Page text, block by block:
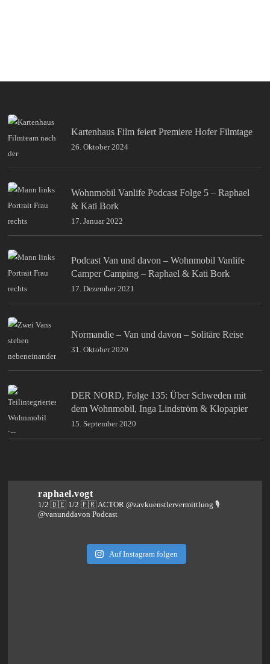
Kartenhaus Film feiert Premiere Hofer Filmtage
26. Oktober 2024
Wohnmobil Vanlife Podcast Folge 5 – Raphael
& Kati Bork
17. Januar 2022
Podcast Van und davon – Wohnmobil Vanlife
Camper Camping – Raphael & Kati Bork
17. Dezember 2021
Normandie – Van und davon – Solitäre Reise
31. Oktober 2020
DER NORD, Folge 135: Über Schweden mit
dem Wohnmobil, Inga Lindström & Klopapier
15. September 2020
raphael.vogt
1/2 🇩🇪 1/2 🇫🇷 ACTOR @zavkuenstlervermittlung🎙️
@vanunddavon Podcast
Auf Instagram folgen